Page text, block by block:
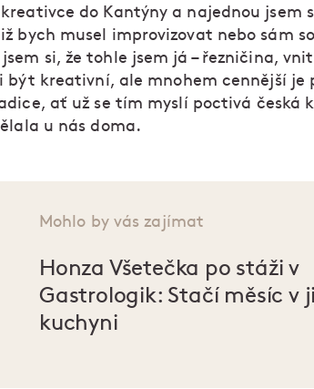
do Kantýny a najednou jsem
bych musel improvizovat nebo sám
si, že tohle jsem já – řezničina,
být kreativní, ale mnohem cennější je
ať už se tím myslí poctivá česká
u nás doma.
Mohlo by vás zajímat
Honza Všetečka po stáži v
Gastrologik: Stačí měsíc v
kuchyni